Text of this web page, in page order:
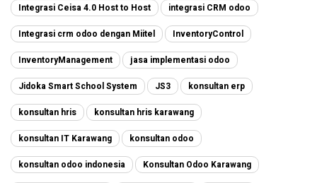
Integrasi Ceisa 4.0 Host to Host integrasi CRM odoo
Integrasi crm odoo dengan Miitel InventoryControl
InventoryManagement jasa implementasi odoo
Jidoka Smart School System JS3 konsultan erp
konsultan hris konsultan hris karawang
konsultan IT Karawang konsultan odoo
konsultan odoo indonesia Konsultan Odoo Karawang